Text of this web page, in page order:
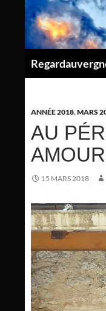
contenu
ANNÉE 2018,MARS
AU
15 MARS 2018